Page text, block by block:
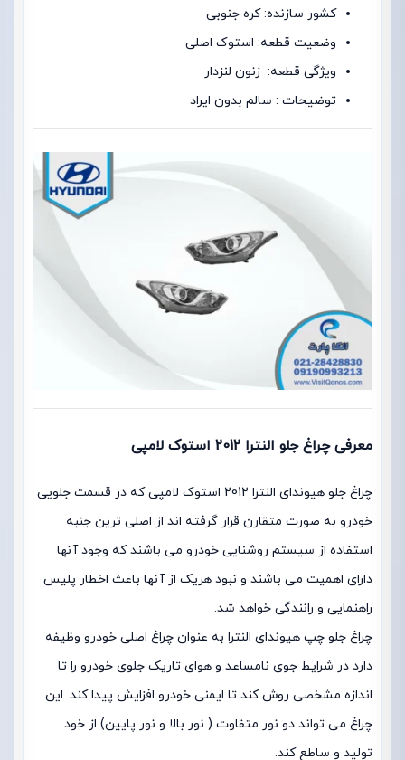
کشور سازنده: کره جنوبی
وضعیت قطعه: استوک اصلی
ویژگی قطعه: زنون لنزدار
توضیحات : سالم بدون ایراد
معرفی چراغ جلو النترا 2012 استوک لامپی
چراغ جلو هیوندای النترا 2012 استوک لامپی که در قسمت جلویی
خودرو به صورت متقارن قرار گرفته اند از اصلی ترین جنبه
استفاده از سیستم روشنایی خودرو می باشند که وجود آنها
دارای اهمیت می باشند و نبود هریک از آنها باعث اخطار پلیس
راهنمایی و رانندگی خواهد شد.
چراغ جلو چپ هیوندای النترا به عنوان چراغ اصلی خودرو وظیفه
دارد در شرایط جوی نامساعد و هوای تاریک جلوی خودرو را تا
اندازه مشخصی روش کند تا ایمنی خودرو افزایش پیدا کند. این
چراغ می تواند دو نور متفاوت ( نور بالا و نور پایین) از خود
تولید و ساطع کند.